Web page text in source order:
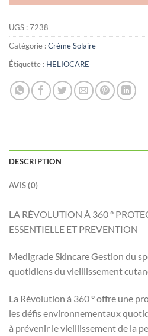
UGS :7238
Catégorie :Crème Solaire
Étiquette : HELIOCARE
DESCRIPTION
AVIS (0)
LA RÉVOLUTION À 360 °
ESSENTIELLE ET PREVENTION
Medigrade Skincare Gestion du
quotidiens du vieillissement
La Révolution à 360 ° offre une
les défis environnementaux
à prévenir le vieillissement de la